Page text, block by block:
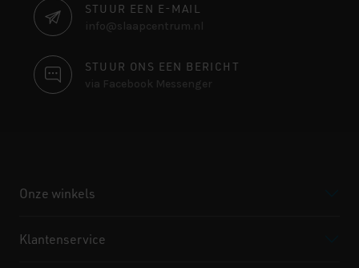
STUUR EEN E-MAIL
info@slaapcentrum.nl
STUUR ONS EEN BERICHT
via Facebook Messenger
Onze winkels
Klantenservice